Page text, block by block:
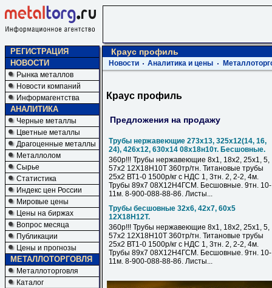
РЕГИСТРАЦИЯ
НОВОСТИ
Рынка металлов
Новости компаний
Информагентства
АНАЛИТИКА
Черные металлы
Цветные металлы
Драгоценные металлы
Металлолом
Сырье
Статистика
Индекс цен России
Мировые цены
Цены на биржах
Вопрос месяца
Публикации
Цены и прогнозы
МЕТАЛЛОТОРГОВЛЯ
Металлоторговля
Каталог
Краус профиль
Новости Аналитика и цены
Краус профиль
Предложения на продажу
Трубы нержавеющие 273х13, 325х12(14, 16,
24), 426х12, 630х14 08х18н10т. Бесшовные.
360р!!! Трубы нержавеющие 8х1, 18х2, 25х1, 5,
57х2 12Х18Н10Т 360тр/тн. Титановые трубы
25х2 ВТ1-0 1500р/кг с НДС 1, 3тн. 2, 2-2, 4м.
Трубы 89х7 08Х12Н4ГСМ. Бесшовные. 9тн. 10-
11м. 8-900-088-88-86. Листы...
Трубы бесшовные 32х6, 42х7, 60х5
12Х18Н12Т.
360р!!! Трубы нержавеющие 8х1, 18х2, 25х1, 5,
57х2 12Х18Н10Т 360тр/тн. Титановые трубы
25х2 ВТ1-0 1500р/кг с НДС 1, 3тн. 2, 2-2, 4м.
Трубы 89х7 08Х12Н4ГСМ. Бесшовные. 9тн. 10-
11м. 8-900-088-88-86. Листы...